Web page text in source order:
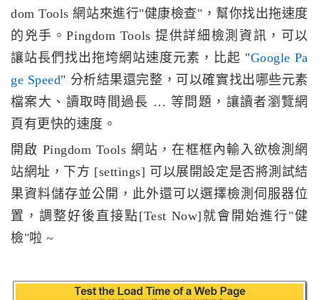
dom Tools 網站來進行"健康檢查"，幫你找出拖速度
的兇手。Pingdom Tools 提供詳細檢測資訊，可以
讓站長們找出拖垮網站速度元素，比起 "Google Pa
ge Speed" 分析結果還完整，可以確實找出哪些元素
檔案大、讀取時間過長 … 等問題，讓讀者瀏覽網
頁有更快的速度。
開啟 Pingdom Tools 網站，在框框內輸入欲檢測網
站網址，下方 [settings] 可以展開設定是否將測試結
果資料儲存並公開，此外還可以選擇檢測伺服器位
置，調整好後直接點[Test Now]就會開始進行"健
檢"啦 ~